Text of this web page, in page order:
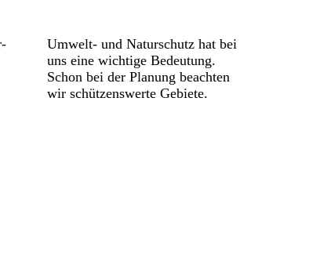
Umwelt- und Naturschutz hat bei
uns eine wichtige Bedeutung.
Schon bei der Planung beachten
wir schützenswerte Gebiete.